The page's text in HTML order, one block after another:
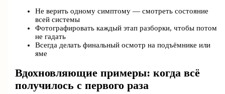
Не верить одному симптому — смотреть состояние
всей системы
Фотографировать каждый этап разборки, чтобы потом
не гадать
Всегда делать финальный осмотр на подъёмнике или
яме
Вдохновляющие примеры: когда всё
получилось с первого раза